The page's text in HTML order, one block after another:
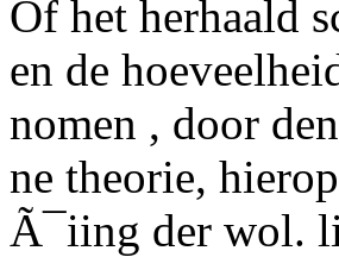
Of het herhaald
en de
nomen , door
ne theorie,
Ã¯iing der wol.